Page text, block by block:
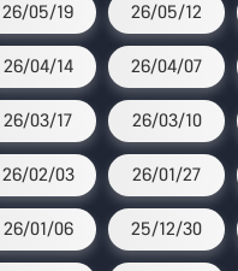
26/05/19 26/05/12
26/04/14 26/04/07
26/03/17 26/03/10
26/02/03 26/01/27
26/01/06 25/12/30